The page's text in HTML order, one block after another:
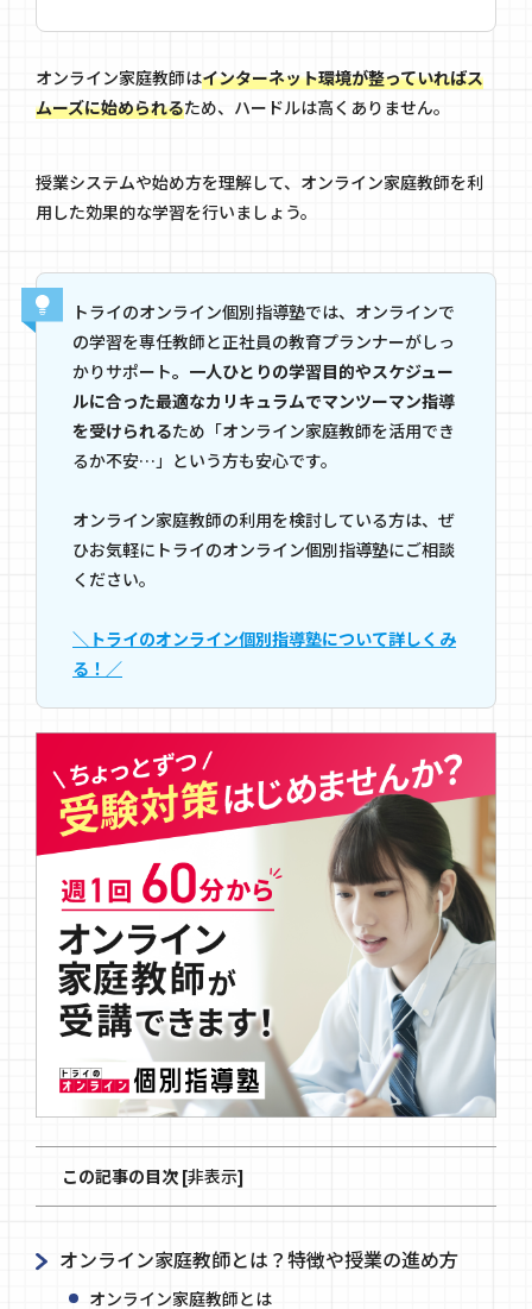
オンライン家庭教師はインターネット環境が整っていればス
ムーズに始められるため、ハードルは高くありません。
授業システムや始め方を理解して、オンライン家庭教師を利
用した効果的な学習を行いましょう。
トライのオンライン個別指導塾では、オンラインで
の学習を専任教師と正社員の教育プランナーがしっ
かりサポート。一人ひとりの学習目的やスケジュー
ルに合った最適なカリキュラムでマンツーマン指導
を受けられるため「オンライン家庭教師を活用でき
るか不安…」という方も安心です。
オンライン家庭教師の利用を検討している方は、ぜ
ひお気軽にトライのオンライン個別指導塾にご相談
ください。
＼トライのオンライン個別指導塾について詳しくみ
る！／
この記事の目次 [非表示]
オンライン家庭教師とは？特徴や授業の進め方
オンライン家庭教師とは